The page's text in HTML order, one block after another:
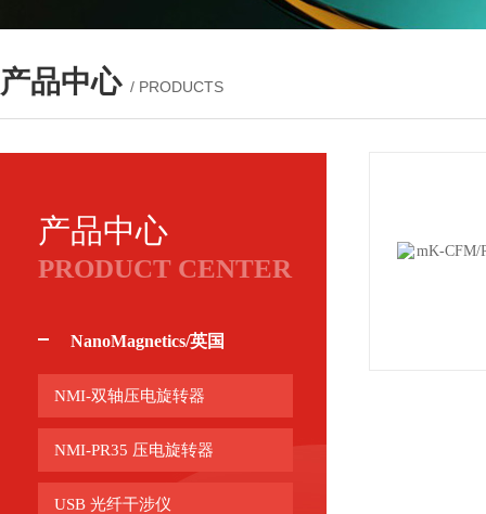
产品中心 / PRODUCTS
产品中心
PRODUCT CENTER
NanoMagnetics/英国
NMI-双轴压电旋转器
NMI-PR35 压电旋转器
USB 光纤干涉仪